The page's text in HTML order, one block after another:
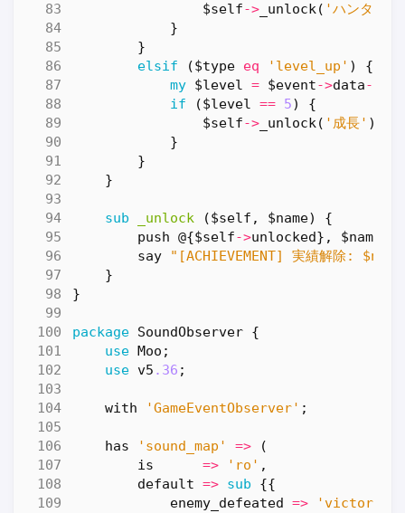
$self-> _unlock( 'ハンター'
}
}
elsif
($type eq 'level_up' )
{
my $level = $event->data->
if
($level == 5)
{
$self-> _unlock( '成長' );
}
}
}
sub _unlock
($self, $name) {
push @{$self->unlocked}, $name
say
"[ACHIEVEMENT] 実績解除:
}
}
package SoundObserver {
use Moo ;
use v5 .36 ;
with 'GameEventObserver' ;
has 'sound_map' =>
(
is
=> 'ro' ,
default => sub
{{
enemy_defeated =>